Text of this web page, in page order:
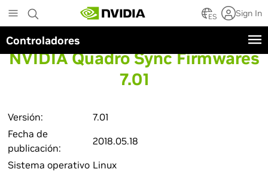
to
main
content
ES Sign In
Controladores
NVIDIA Quadro Sync Firmwares
7.01
Versión:
7.01
Fecha de
publicación:
2018.05.18
Sistema operativo Linux